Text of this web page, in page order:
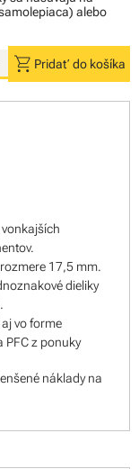
alebo
shopping_cart Pridať do košíka
17,5 mm.
dieliky
vo forme
PFC z ponuky
náklady na